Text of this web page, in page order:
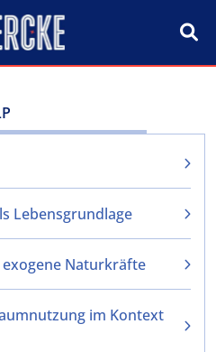
Lebensgrundlage
exogene Naturkräfte
im Kontext